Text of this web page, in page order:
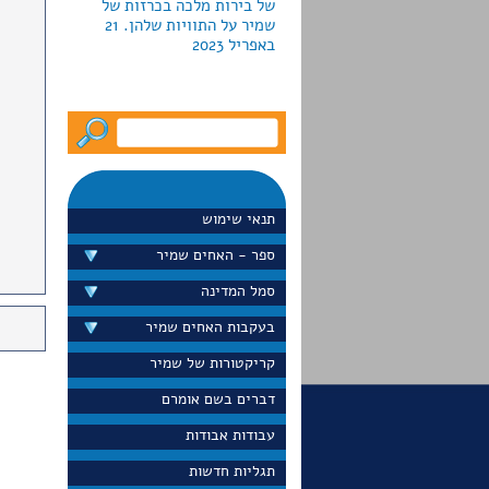
לקראת חג החנוכה2022 מוציאה
גלריה פרקש ביפו כרזות
צבאיות למכירה; חמש מהן
המחירים נעים מ-790 עד יותר
מ-5000 דולר
דייויד סלע הציג בערוץ 13 את
כרזת הדואר "הקדם במשלוח
ברכותיך לחגים" שעיצבו
האחים שמיר בראשית שנות
ה-60 הוא גם הציג את הכרזה
באתר הפופולרי שלו
"נוסטלגיה". ספטמבר 2022
תנאי שימוש
ספר - האחים שמיר
סמל המדינה
בעקבות האחים שמיר
קריקטורות של שמיר
דברים בשם אומרם
עבודות אבודות
תגליות חדשות